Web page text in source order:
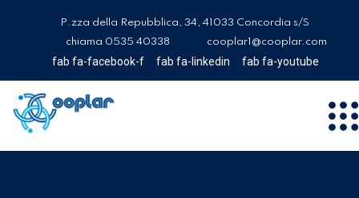
P.zza della Repubblica, 34, 41033 Concordia s/S
chiama 0535 40338
cooplar1@cooplar.com
fab fa-facebook-f fab fa-linkedin fab fa-youtube